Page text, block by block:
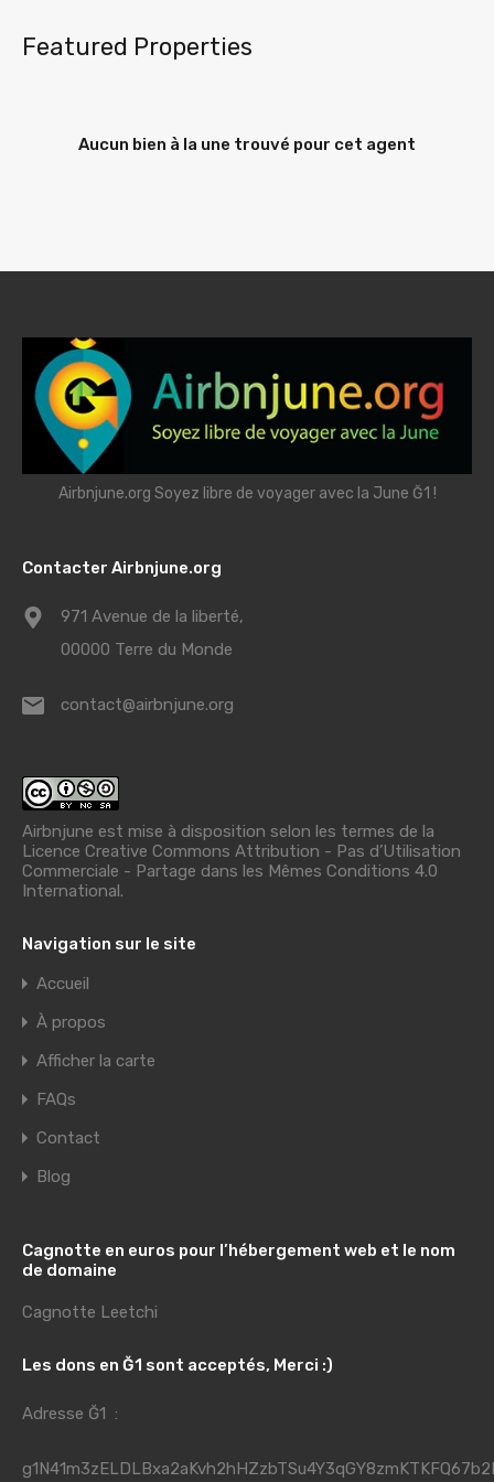
Featured Properties
Aucun bien à la une trouvé pour cet agent
Airbnjune.org Soyez libre de voyager avec la June Ğ1 !
Contacter Airbnjune.org
971 Avenue de la liberté,
00000 Terre du Monde
contact@airbnjune.org
Airbnjune est mise à disposition selon les termes de la
Licence Creative Commons Attribution - Pas d’Utilisation
Commerciale - Partage dans les Mêmes Conditions 4.0
International.
Navigation sur le site
Accueil
À propos
Afficher la carte
FAQs
Contact
Blog
Cagnotte en euros pour l’hébergement web et le nom
de domaine
Cagnotte Leetchi
Les dons en Ğ1 sont acceptés, Merci :)
Adresse Ğ1 :